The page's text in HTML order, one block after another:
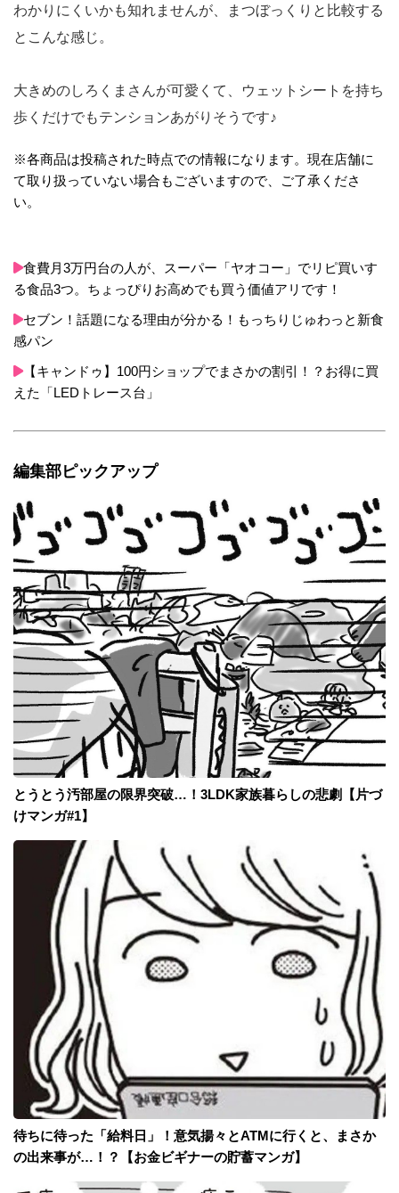
わかりにくいかも知れませんが、まつぼっくりと比較する
とこんな感じ。
大きめのしろくまさんが可愛くて、ウェットシートを持ち
歩くだけでもテンションあがりそうです♪
※各商品は投稿された時点での情報になります。現在店舗に
て取り扱っていない場合もございますので、ご了承くださ
い。
食費月3万円台の人が、スーパー「ヤオコー」でリピ買いす
る食品3つ。ちょっぴりお高めでも買う価値アリです！
セブン！話題になる理由が分かる！もっちりじゅわっと新食
感パン
【キャンドゥ】100円ショップでまさかの割引！？お得に買
えた「LEDトレース台」
編集部ピックアップ
とうとう汚部屋の限界突破…！3LDK家族暮らしの悲劇【片づ
けマンガ#1】
待ちに待った「給料日」！意気揚々とATMに行くと、まさか
の出来事が…！？【お金ビギナーの貯蓄マンガ】